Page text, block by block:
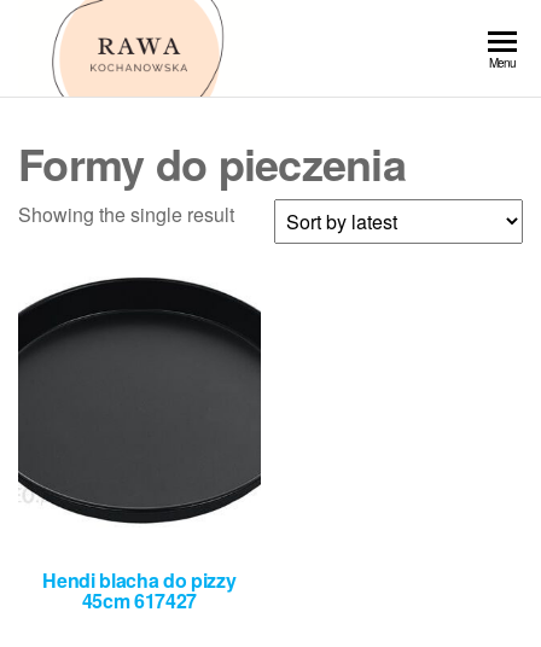
Przejdź
Menu
Formy do pieczenia
Showing the single result
Hendi blacha do pizzy
45cm 617427